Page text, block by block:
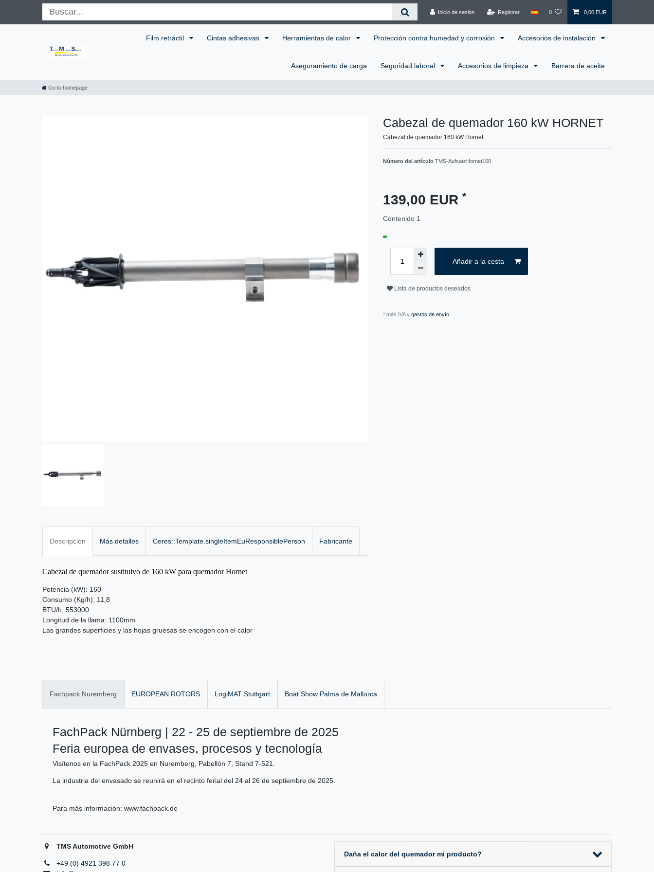
Inicio de sesión Registrar 0 0,00 EUR
Film retráctil Cintas adhesivas Herramientas de calor Protección contra humedad y corrosión Accesorios de instalación
Aseguramiento de carga Seguridad laboral Accesorios de limpieza Barrera de aceite
Go to homepage
Cabezal de quemador 160 kW HORNET
Cabezal de quemador 160 kW Hornet
Número del artículo TMS-AufsatzHornet160
139,00 EUR *
Contenido 1
Añadir a la cesta
Lista de productos deseados
* más IVA y gastos de envío
Descripción Más detalles Ceres::Template.singleItemEuResponsiblePerson Fabricante
Cabezal de quemador sustituivo de 160 kW para quemador Hornet
Potencia (kW): 160
Consumo (Kg/h): 11,8
BTU/h: 553000
Longitud de la llama: 1100mm
Las grandes superficies y las hojas gruesas se encogen con el calor
Fachpack Nuremberg EUROPEAN ROTORS LogiMAT Stuttgart Boat Show Palma de Mallorca
FachPack Nürnberg | 22 - 25 de septiembre de 2025
Feria europea de envases, procesos y tecnología
Visítenos en la FachPack 2025 en Nuremberg, Pabellón 7, Stand 7-521.
La industria del envasado se reunirá en el recinto ferial del 24 al 26 de septiembre de 2025.
Para más información: www.fachpack.de
TMS Automotive GmbH
+49 (0) 4921 398 77 0
Daña el calor del quemador mi producto?